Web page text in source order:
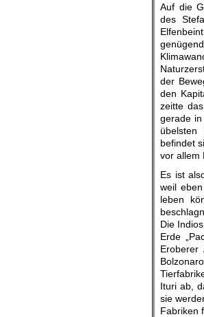
Auf die
des
der
den
zeitte
gerade
übelsten
befindet
vor allem
Es ist
weil
leben
Die
Erde
Ituri ab,
sie
Fabriken